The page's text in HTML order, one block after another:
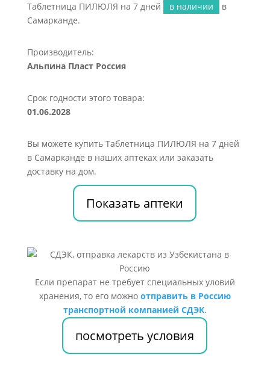
Таблетница ПИЛЮЛЯ на 7 дней в наличии
в
Самарканде.
Производитель:
Альпина Пласт Россия
Срок годности этого товара:
01.06.2028
Вы можете купить Таблетница ПИЛЮЛЯ на 7 дней
в Самарканде в наших аптеках или заказать
доставку на дом.
Показать аптеки
Если препарат не требует специальных уловий
хранения, то его можно отправить в Россию
транспортной компанией СДЭК.
посмотреть условия